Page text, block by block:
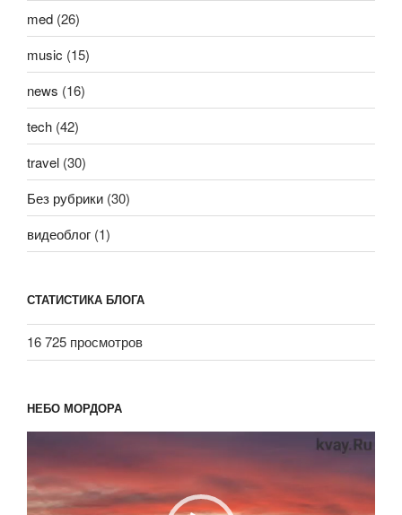
med (26)
music (15)
news (16)
tech (42)
travel (30)
Без рубрики (30)
видеоблог (1)
СТАТИСТИКА БЛОГА
16 725 просмотров
НЕБО МОРДОРА